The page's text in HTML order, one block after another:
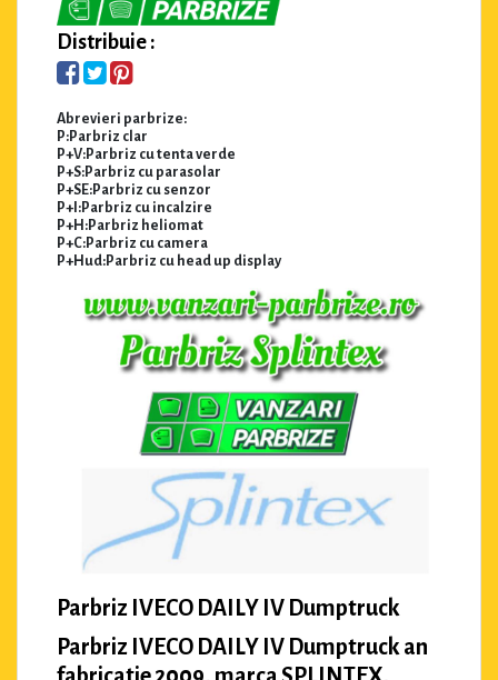
Distribuie :
Abrevieri parbrize:
P:Parbriz clar
P+V:Parbriz cu tenta verde
P+S:Parbriz cu parasolar
P+SE:Parbriz cu senzor
P+I:Parbriz cu incalzire
P+H:Parbriz heliomat
P+C:Parbriz cu camera
P+Hud:Parbriz cu head up display
Parbriz IVECO DAILY IV Dumptruck
Parbriz IVECO DAILY IV Dumptruck an